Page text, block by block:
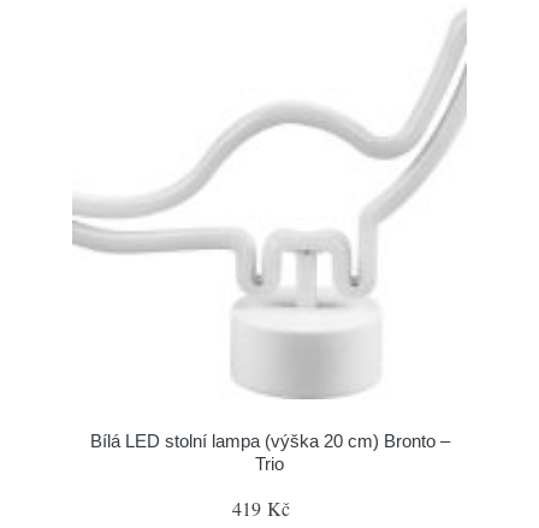
Bílá LED stolní lampa (výška 20 cm) Bronto –
Trio
419 Kč